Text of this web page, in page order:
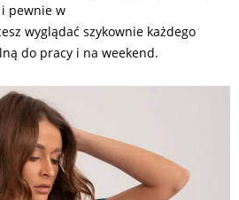
i pewnie w
wyglądać szykownie każdego
do pracy i na weekend.